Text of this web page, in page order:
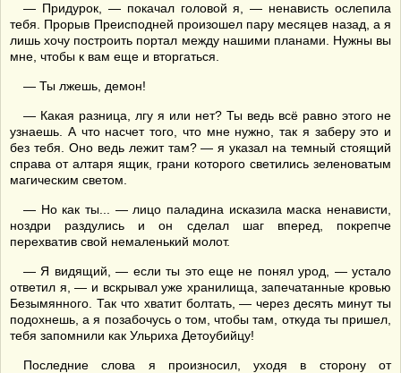
— Придурок, — покачал головой я, — ненависть ослепила
тебя. Прорыв Преисподней произошел пару месяцев назад, а я
лишь хочу построить портал между нашими планами. Нужны вы
мне, чтобы к вам еще и вторгаться.
— Ты лжешь, демон!
— Какая разница, лгу я или нет? Ты ведь всё равно этого не
узнаешь. А что насчет того, что мне нужно, так я заберу это и
без тебя. Оно ведь лежит там? — я указал на темный стоящий
справа от алтаря ящик, грани которого светились зеленоватым
магическим светом.
— Но как ты... — лицо паладина исказила маска ненависти,
ноздри раздулись и он сделал шаг вперед, покрепче
перехватив свой немаленький молот.
— Я видящий, — если ты это еще не понял урод, — устало
ответил я, — и вскрывал уже хранилища, запечатанные кровью
Безымянного. Так что хватит болтать, — через десять минут ты
подохнешь, а я позабочусь о том, чтобы там, откуда ты пришел,
тебя запомнили как Ульриха Детоубийцу!
Последние слова я произносил, уходя в сторону от